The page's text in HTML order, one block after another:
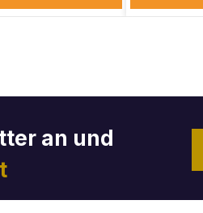
an und